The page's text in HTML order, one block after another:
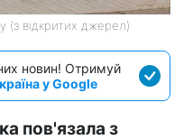
(з відкритих джерел)
новин! Отримуй
у Google
пов'язала з